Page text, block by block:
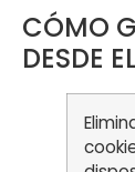
CÓMO
DESDE